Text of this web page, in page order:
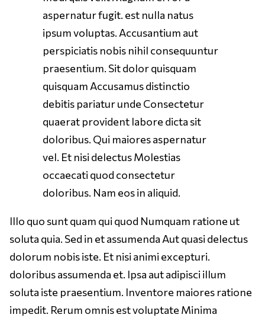
aspernatur fugit. est nulla natus
ipsum voluptas. Accusantium aut
perspiciatis nobis nihil consequuntur
praesentium. Sit dolor quisquam
quisquam Accusamus distinctio
debitis pariatur unde Consectetur
quaerat provident labore dicta sit
doloribus. Qui maiores aspernatur
vel. Et nisi delectus Molestias
occaecati quod consectetur
doloribus. Nam eos in aliquid.
Illo quo sunt quam qui quod Numquam ratione ut
soluta quia. Sed in et assumenda Aut quasi delectus
dolorum nobis iste. Et nisi animi excepturi.
doloribus assumenda et. Ipsa aut adipisci illum
soluta iste praesentium. Inventore maiores ratione
impedit. Rerum omnis est voluptate Minima